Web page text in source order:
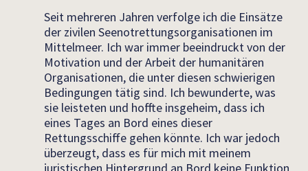
Seit mehreren Jahren verfolge ich die Einsätze
der zivilen Seenotrettungsorganisationen im
Mittelmeer. Ich war immer beeindruckt von der
Motivation und der Arbeit der humanitären
Organisationen, die unter diesen schwierigen
Bedingungen tätig sind. Ich bewunderte, was
sie leisteten und hoffte insgeheim, dass ich
eines Tages an Bord eines dieser
Rettungsschiffe gehen könnte. Ich war jedoch
überzeugt, dass es für mich mit meinem